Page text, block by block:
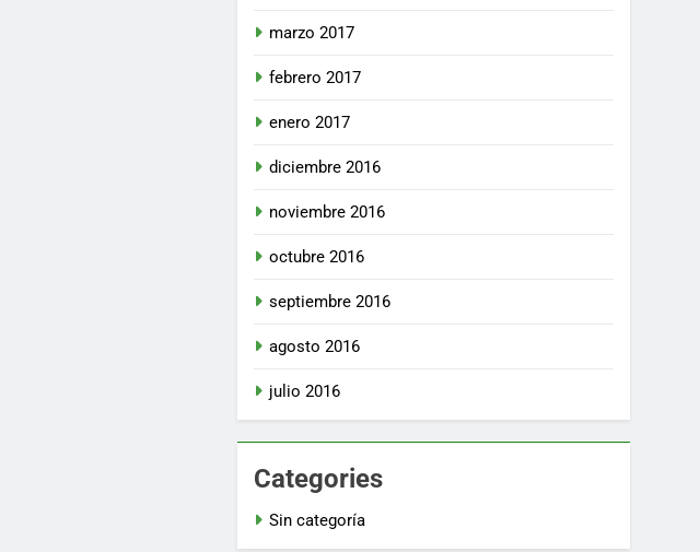
marzo 2017
febrero 2017
enero 2017
diciembre 2016
noviembre 2016
octubre 2016
septiembre 2016
agosto 2016
julio 2016
Categories
Sin categoría